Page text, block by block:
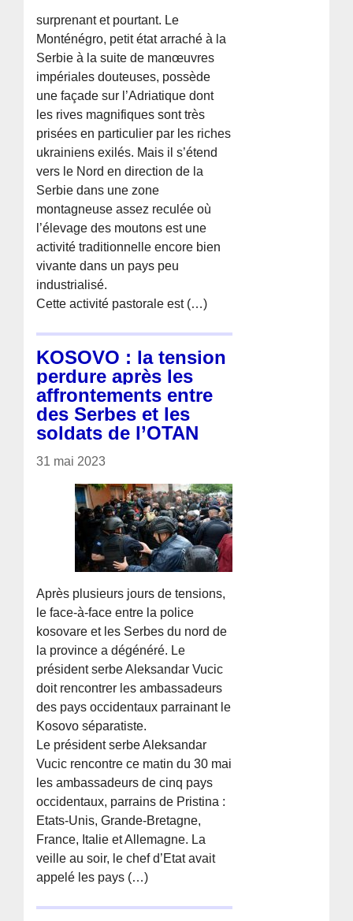
surprenant et pourtant. Le
Monténégro, petit état arraché à la
Serbie à la suite de manœuvres
impériales douteuses, possède
une façade sur l’Adriatique dont
les rives magnifiques sont très
prisées en particulier par les riches
ukrainiens exilés. Mais il s’étend
vers le Nord en direction de la
Serbie dans une zone
montagneuse assez reculée où
l’élevage des moutons est une
activité traditionnelle encore bien
vivante dans un pays peu
industrialisé.
Cette activité pastorale est (…)
KOSOVO : la tension
perdure après les
affrontements entre
des Serbes et les
soldats de l’OTAN
31 mai 2023
Après plusieurs jours de tensions,
le face-à-face entre la police
kosovare et les Serbes du nord de
la province a dégénéré. Le
président serbe Aleksandar Vucic
doit rencontrer les ambassadeurs
des pays occidentaux parrainant le
Kosovo séparatiste.
Le président serbe Aleksandar
Vucic rencontre ce matin du 30 mai
les ambassadeurs de cinq pays
occidentaux, parrains de Pristina :
Etats-Unis, Grande-Bretagne,
France, Italie et Allemagne. La
veille au soir, le chef d’Etat avait
appelé les pays (…)